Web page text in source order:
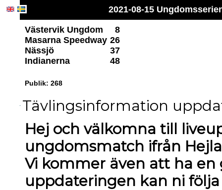
2021-08-15
Västervik Ungdom
8
Masarna Speedway 26
Nässjö
37
Indianerna
48
Publik: 268
Tävlingsinformation
Hej och välkomna till
ungdomsmatch ifrån
Vi kommer även att ha
uppdateringen kan ni